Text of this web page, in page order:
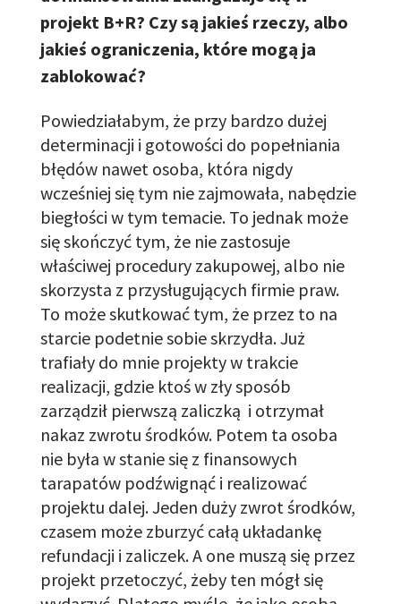
projekt B+R? Czy są jakieś rzeczy, albo
jakieś ograniczenia, które mogą ja
zablokować?
Powiedziałabym, że przy bardzo dużej
determinacji i gotowości do popełniania
błędów nawet osoba, która nigdy
wcześniej się tym nie zajmowała, nabędzie
biegłości w tym temacie. To jednak może
się skończyć tym, że nie zastosuje
właściwej procedury zakupowej, albo nie
skorzysta z przysługujących firmie praw.
To może skutkować tym, że przez to na
starcie podetnie sobie skrzydła. Już
trafiały do mnie projekty w trakcie
realizacji, gdzie ktoś w zły sposób
zarządził pierwszą zaliczką i otrzymał
nakaz zwrotu środków. Potem ta osoba
nie była w stanie się z finansowych
tarapatów podźwignąć i realizować
projektu dalej. Jeden duży zwrotśrodków,
czasem może zburzyć całą układankę
refundacji i zaliczek. A one muszą się przez
projekt przetoczyć, żeby ten mógł się